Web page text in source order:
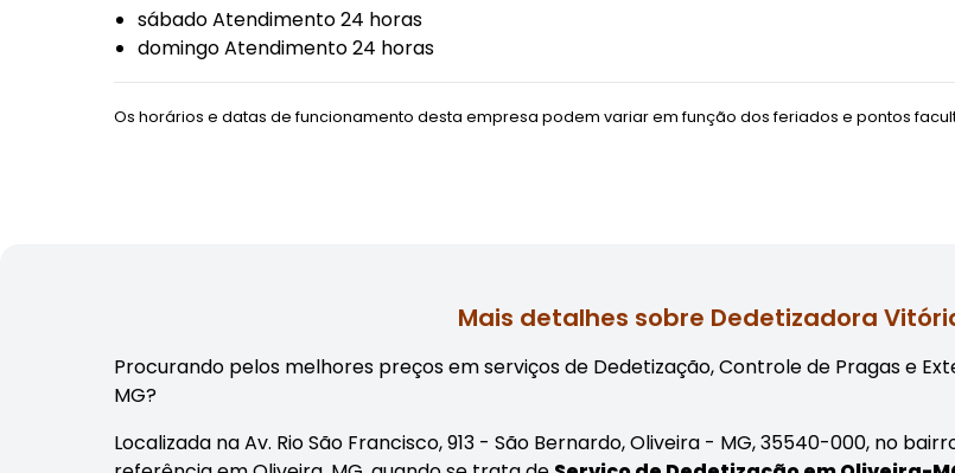
sábado Atendimento 24 horas
domingo Atendimento 24 horas
Os horários e datas de funcionamento desta empresa podem variar em função dos feriados e pontos
Mais detalhes sobre Dedetizadora
Procurando pelos melhores preços em serviços de Dedetização, Controle de Pragas e
MG?
Localizada na Av. Rio São Francisco, 913 - São Bernardo, Oliveira - MG, 35540-000, no